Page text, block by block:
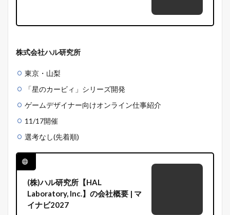
株式会社ハル研究所
東京・山梨
「星のカービィ」シリーズ開発
ゲームデザイナー向けオンライン仕事紹介
11/17開催
選考なし(先着順)
(株)ハル研究所【HAL
Laboratory, Inc.】の会社概要 | マ
イナビ2027